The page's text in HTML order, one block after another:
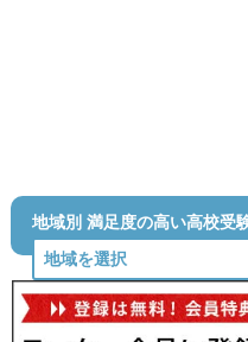
地域別 満足度の高い高校受